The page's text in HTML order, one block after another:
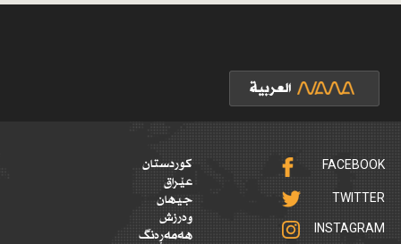
FACEBOOK
TWITTER
INSTAGRAM
کوردستان
عێراق
جیهان
وەرزش
هەمەڕەنگ